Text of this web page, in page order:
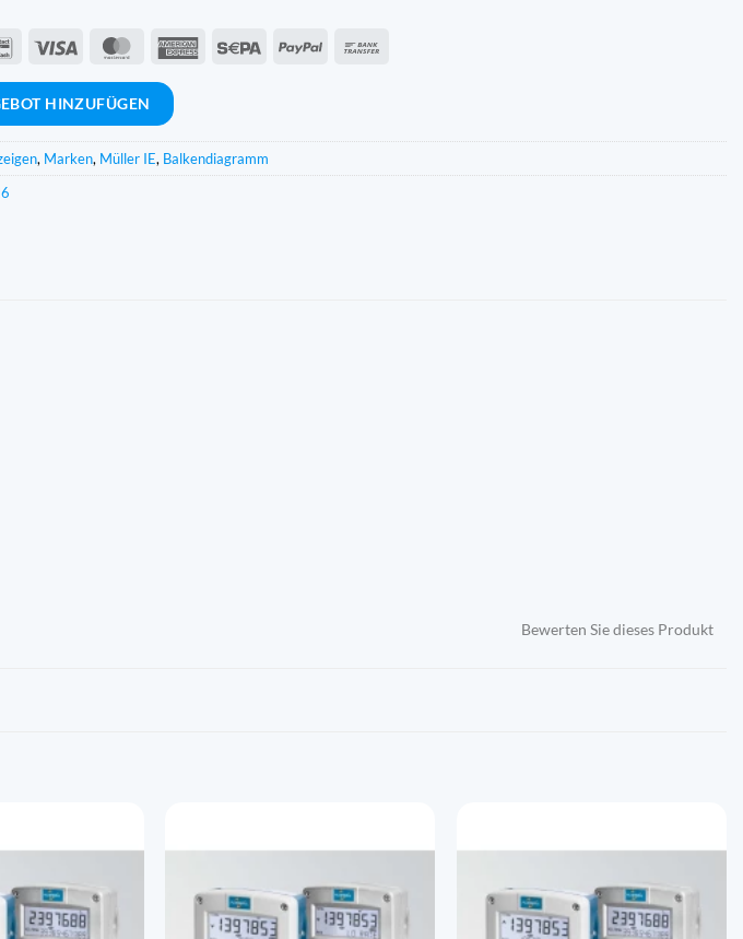
BancontactVisum MasterCardAmerican Sepa PayPal
HINZUFÜGEN
, Marken, Müller IE, Balkendiagramm
Bewerten Sie dieses Produkt